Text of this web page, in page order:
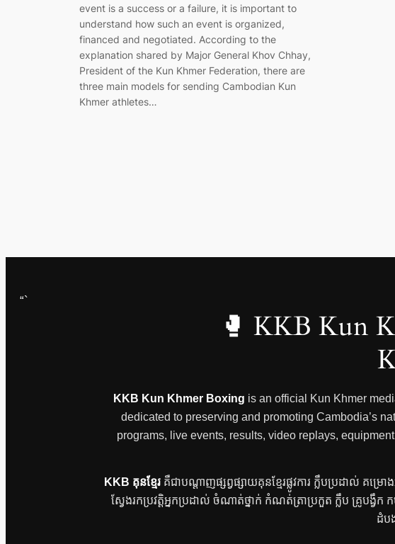
event is a success or a failure, it is important to
understand how such an event is organized,
financed and negotiated. According to the
explanation shared by Major General Khov Chhay,
President of the Kun Khmer Federation, there are
three main models for sending Cambodian Kun
Khmer athletes…
“`
🥊 KKB Kun
KKB Kun Khmer Boxing is an official Kun Khmer
dedicated to preserving and promoting Cambodia’s
programs, live events, results, video replays,
KKB គុនខ្មែរ គឺជាបណ្តាញផ្សព្វផ្សាយគុនខ្មែរផ្លូវការ ក្លឹបប្រដាល់ គម្
ស្វែងរកប្រវត្តិអ្នកប្រដាល់ ចំណាត់ថ្នាក់ កំណត់ត្រាប្រកួត ក្លឹប គ្រូបង្វឹ
ដំប